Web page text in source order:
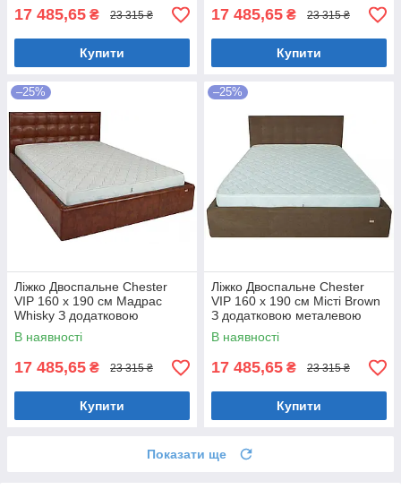
17 485,65 ₴ 23 315 ₴
Купити
17 485,65 ₴ 23 315 ₴
Купити
–25%
Ліжко Двоспальне Chester
VIP 160 х 190 см Мадрас
Whisky З додатковою
металевою цільнозварною
рамою Коричневий
В наявності
17 485,65 ₴ 23 315 ₴
Купити
–25%
Ліжко Двоспальне Chester
VIP 160 х 190 см Місті Brown
З додатковою металевою
цільнозварною рамою
Коричневий
В наявності
17 485,65 ₴ 23 315 ₴
Купити
Показати ще